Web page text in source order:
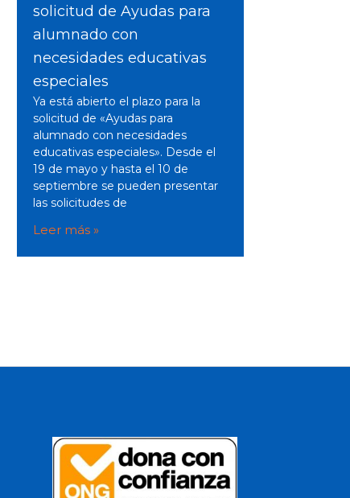
solicitud de Ayudas para
alumnado con
necesidades educativas
especiales
Ya está abierto el plazo para la
solicitud de «Ayudas para
alumnado con necesidades
educativas especiales». Desde el
19 de mayo y hasta el 10 de
septiembre se pueden presentar
las solicitudes de
Leer más »